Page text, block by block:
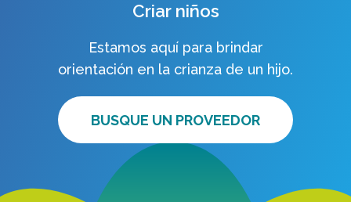
Criar niños
Estamos aquí para brindar
orientación en la crianza de un hijo.
BUSQUE UN PROVEEDOR